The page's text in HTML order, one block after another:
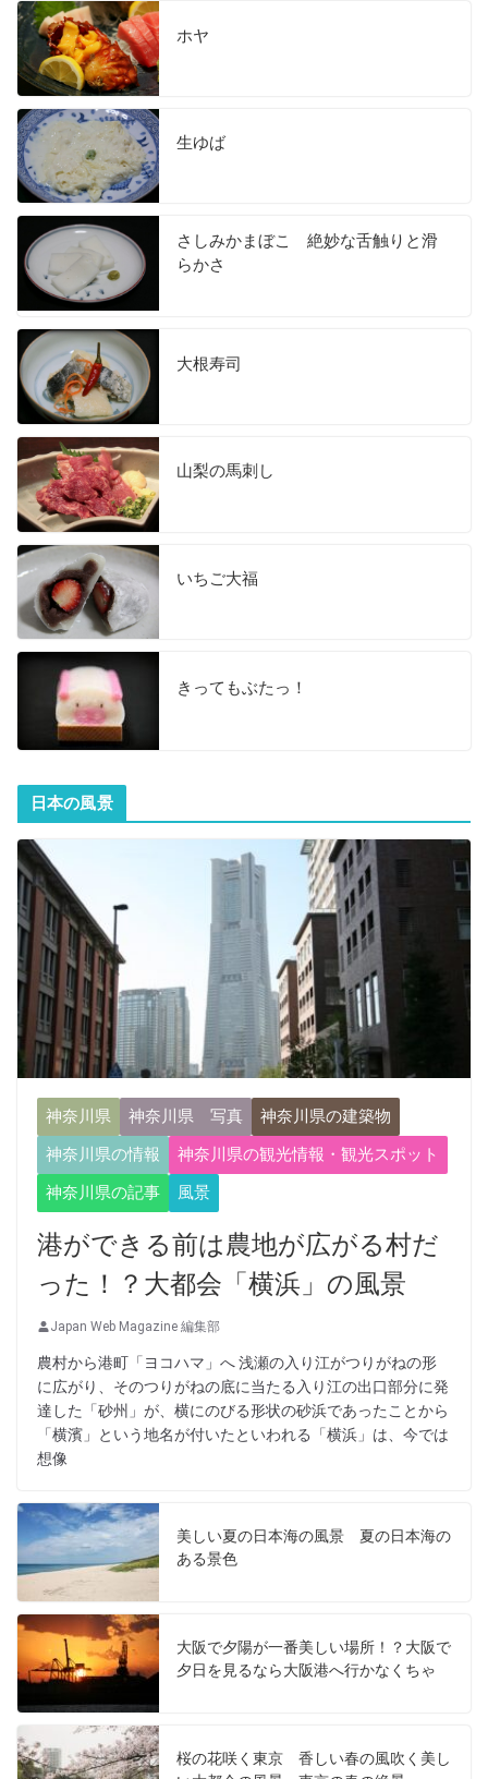
ホヤ
生ゆば
さしみかまぼこ 絶妙な舌触りと滑
らかさ
大根寿司
山梨の馬刺し
いちご大福
きってもぶたっ！
日本の風景
神奈川県 神奈川県 写真
神奈川県の建築物
神奈川県の情報
神奈川県の観光情報・観光スポット
神奈川県の記事
風景
港ができる前は農地が広がる村だ
った！？大都会「横浜」の風景
Japan Web Magazine 編集部
農村から港町「ヨコハマ」へ 浅瀬の入り江がつりがねの形
に広がり、そのつりがねの底に当たる入り江の出口部分に発
達した「砂州」が、横にのびる形状の砂浜であったことから
「横濱」という地名が付いたといわれる「横浜」は、今では
想像
美しい夏の日本海の風景 夏の日本海の
ある景色
大阪で夕陽が一番美しい場所！？大阪で
夕日を見るなら大阪港へ行かなくちゃ
桜の花咲く東京 香しい春の風吹く美し